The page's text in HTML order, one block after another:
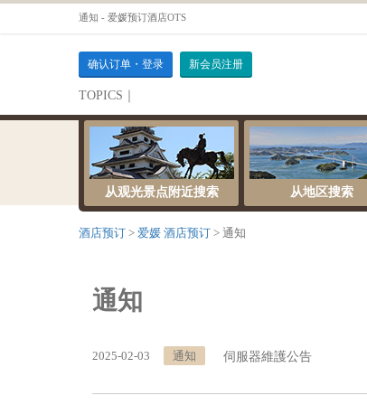
通知 - 爱媛预订酒店OTS
确认订单・登录 新会员注册
TOPICS｜
伺服器維護公告
从观光景点附近搜索 从地区搜索
酒店预订 爱媛 酒店预订 通知
通知
2025-02-03 通知 伺服器維護公告